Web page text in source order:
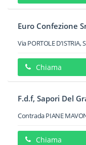
Euro Confezione
Via PORTOLE D'ISTRIA,
Chiama
F.d.f, Sapori Del
Contrada PIANE
Chiama